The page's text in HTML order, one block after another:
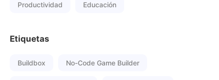
Productividad Educación
Etiquetas
Buildbox No-Code Game Builder